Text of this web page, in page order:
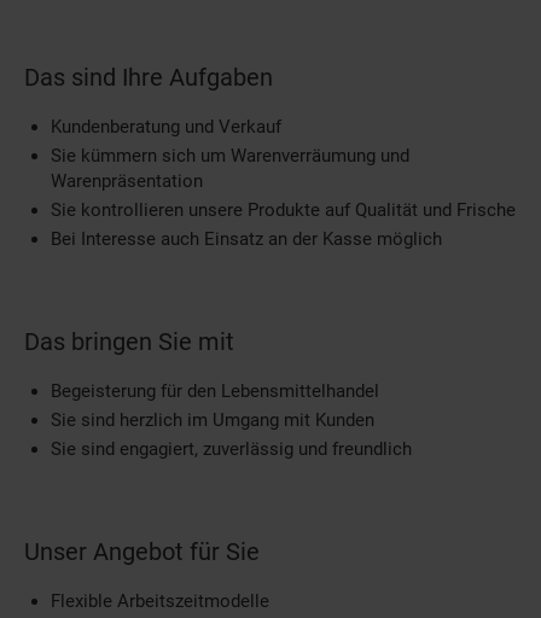
Das sind Ihre Aufgaben
Kundenberatung und Verkauf
Sie kümmern sich um Warenverräumung und
Warenpräsentation
Sie kontrollieren unsere Produkte auf Qualität und Frische
Bei Interesse auch Einsatz an der Kasse möglich
Das bringen Sie mit
Begeisterung für den Lebensmittelhandel
Sie sind herzlich im Umgang mit Kunden
Sie sind engagiert, zuverlässig und freundlich
Unser Angebot für Sie
Flexible Arbeitszeitmodelle